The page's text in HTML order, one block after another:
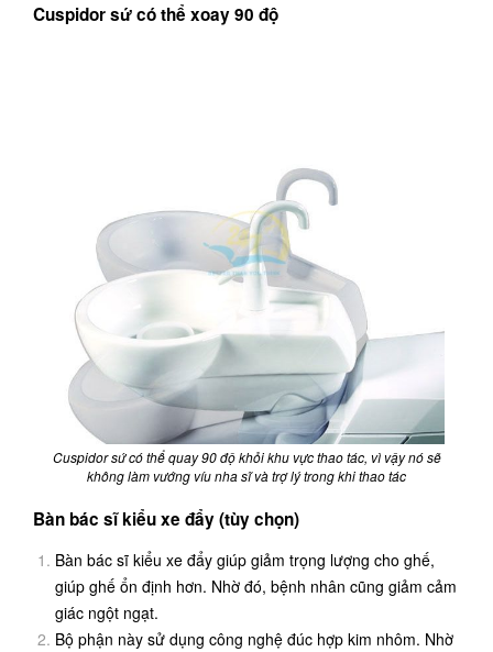
Cuspidor sứ có thể xoay 90 độ
Cuspidor sứ có thể quay 90 độ khỏi khu vực thao tác, vì vậy nó sẽ
không làm vướng víu nha sĩ và trợ lý trong khi thao tác
Bàn bác sĩ kiểu xe đẩy (tùy chọn)
Bàn bác sĩ kiểu xe đẩy giúp giảm trọng lượng cho ghế,
giúp ghế ổn định hơn. Nhờ đó, bệnh nhân cũng giảm cảm
giác ngột ngạt.
Bộ phận này sử dụng công nghệ đúc hợp kim nhôm. Nhờ